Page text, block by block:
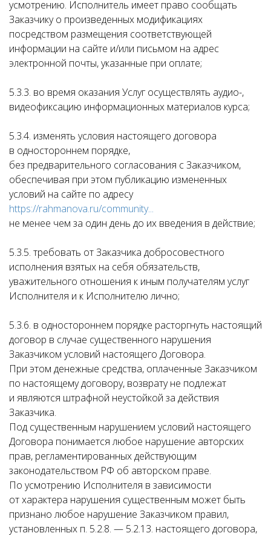
усмотрению. Исполнитель имеет право сообщать
Заказчику о произведенных модификациях
посредством размещения соответствующей
информации на сайте и/или письмом на адрес
электронной почты, указанные при оплате;
5.3.3. во время оказания Услуг осуществлять аудио-,
видеофиксацию информационных материалов курса;
5.3.4. изменять условия настоящего договора
в одностороннем порядке,
без предварительного согласования с Заказчиком,
обеспечивая при этом публикацию измененных
условий на сайте по адресу
https://rahmanova.ru/community...
не менее чем за один день до их введения в действие;
5.3.5. требовать от Заказчика добросовестного
исполнения взятых на себя обязательств,
уважительного отношения к иным получателям услуг
Исполнителя и к Исполнителю лично;
5.3.6. в одностороннем порядке расторгнуть настоящий
договор в случае существенного нарушения
Заказчиком условий настоящего Договора.
При этом денежные средства, оплаченные Заказчиком
по настоящему договору, возврату не подлежат
и являются штрафной неустойкой за действия
Заказчика.
Под существенным нарушением условий настоящего
Договора понимается любое нарушение авторских
прав, регламентированных действующим
законодательством РФ об авторском праве.
По усмотрению Исполнителя в зависимости
от характера нарушения существенным может быть
признано любое нарушение Заказчиком правил,
установленных п. 5.2.8. — 5.2.13. настоящего договора,